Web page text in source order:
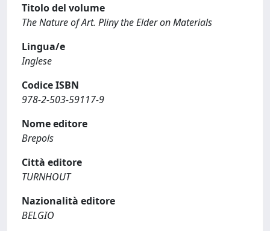
Titolo del volume
The Nature of Art. Pliny the Elder on Materials
Lingua/e
Inglese
Codice ISBN
978-2-503-59117-9
Nome editore
Brepols
Città editore
TURNHOUT
Nazionalità editore
BELGIO